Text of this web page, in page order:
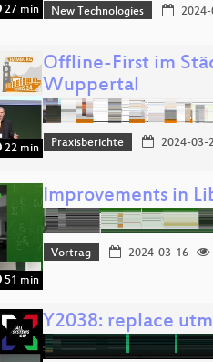
27 min New Technologies
22 min
Offline-First im
Wuppertal
Praxisberichte 2024-03-
51 min
Improvements in
Vortrag 2024-03-16
Y2038: replace